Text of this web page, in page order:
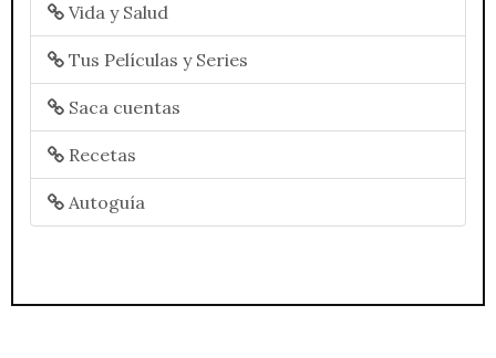
Vida y Salud
Tus Películas y Series
Saca cuentas
Recetas
Autoguía